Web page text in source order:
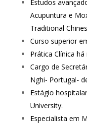
Estudos
Acupuntura e
Traditional
Curso superior
Prática Clínica
Cargo de
Nghi- Portugal-
Estágio
University.
Especialista em